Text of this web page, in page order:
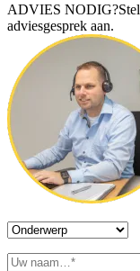
ADVIES NODIG?
adviesgesprek aan.